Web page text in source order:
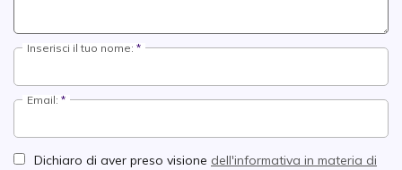
Inserisci il tuo nome:
Email:
Dichiaro di aver preso visione dell'informativa in materia di